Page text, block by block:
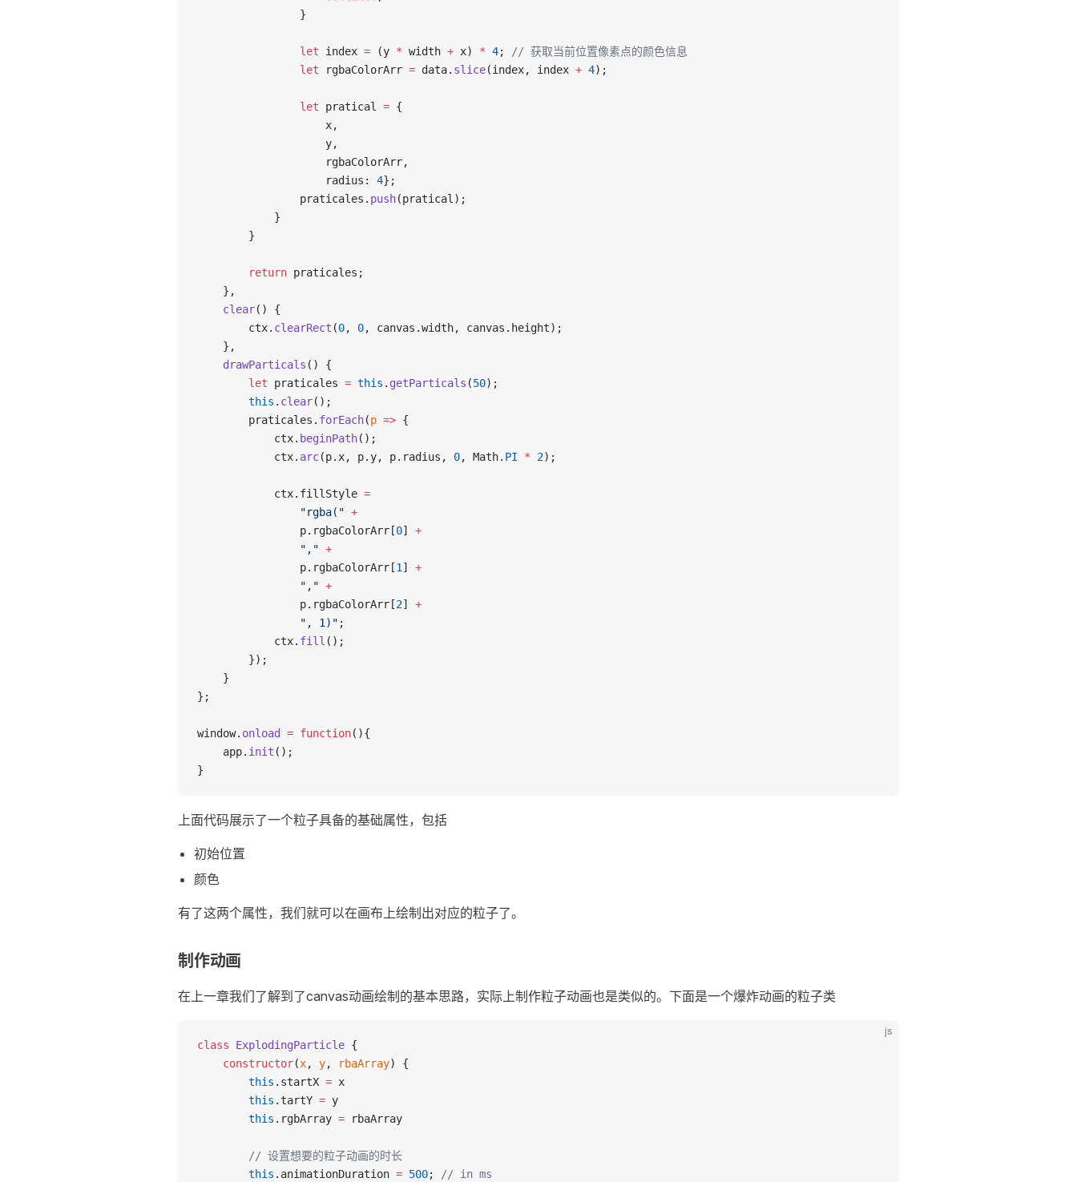
                }
                let
index = (y * width + x) * 4;
// 获取当前位置像素点的颜色信息
                let
rgbaColorArr = data. slice(index, index + 4);
                let
pratical = {
                    x,
                    y,
                    rgbaColorArr,
                    radius:
4};
                praticales.
push(pratical);
            }
        }
        return
praticales;
    },
    clear
() {
        ctx.
clearRect (0, 0, canvas.width, canvas.height);
    },
    drawParticals
() {
        let
praticales = this . getParticals (50);
        this
. clear();
        praticales.
forEach(p => {
            ctx.
beginPath();
            ctx.
arc(p.x, p.y, p.radius, 0, Math. PI * 2);
            ctx.fillStyle
=
                "rgba("
+
                p.rgbaColorArr[
0] +
                ","
+
                p.rgbaColorArr[
1 ] +
                ","
+
                p.rgbaColorArr[
2] +
                ", 1)"
;
            ctx.
fill ();
        });
    }
};
window. onload = function(){
    app.
init ();
}
上面代码展示了一个粒子具备的基础属性，包括
初始位置
颜色
有了这两个属性，我们就可以在画布上绘制出对应的粒子了。
制作动画
在上一章我们了解到了canvas动画绘制的基本思路，实际上制作粒子动画也是类似的。下面是一个爆炸动画的粒子类
js
class ExplodingParticle {
    constructor
(x, y, rbaArray) {
        this
.startX = x
        this
.tartY = y
        this
.rgbArray = rbaArray
        // 设置想要的粒子动画的时长
        this
.animationDuration = 500; // in ms